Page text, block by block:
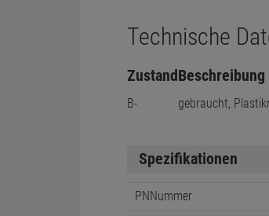
Technische
Zustand
B-
Beschreibung
gebraucht,
Spezifikationen
PNNummer